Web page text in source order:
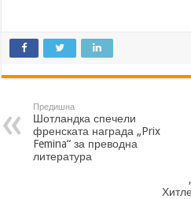
Предишна
Шотландка спечели
френската награда „Prix
Femina“ за преводна
литература